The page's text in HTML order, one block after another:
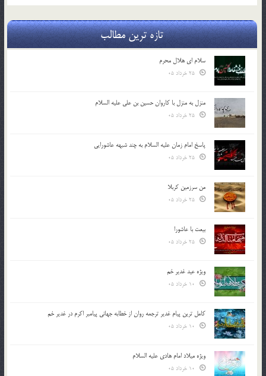
تازه ترین مطالب
سلام ای هلال محرم
منزل به منزل با کاروان حسین بن علی علیه السلام
پاسخ امام زمان علیه السلام به چند شبهه عاشورایی
من سرزمین کربلا
بیعت با عاشورا
ویژه عید غدیر خم
کامل ترین پیام غدیر ترجمه روان از خطابه جهانی پیامبر اکرم در غدیر خم
ویژه میلاد امام هادی علیه السلام